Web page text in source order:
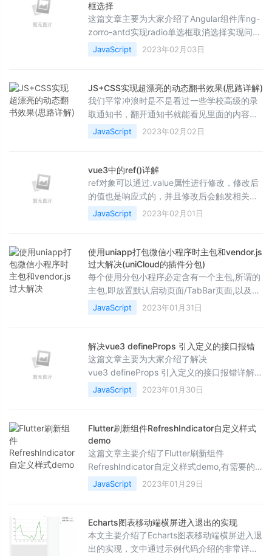
框选择
这篇文章主要为大家介绍了Angular组件库ng-
zorro-antd实现radio单选框取消选择实现问题
解决，有需要的朋友可以借鉴参考下，希望能
够有所帮助，祝大家多多进步，早日升职加薪
JavaScript 2023年02月03日
JS+CSS实现超漂亮的动态翻书效果(思路详解)
我们平常冲浪时是不是看过一些学校高级的录
取通知书，翻开通知书就能看见里面的内容，
呈现出逼真的3D效果，本文带领大家基于
JS+CSS实现超漂亮的动态翻书效果,需要的朋
JavaScript 2023年02月02日
vue3中的ref()详解
ref对象可以通过.value属性进行修改，修改后
的值也是响应式的，并且修改后会触发相关的
副作用，这篇文章主要介绍了vue3中的ref(),
需要的朋友可以参考下
JavaScript 2023年02月01日
使用uniapp打包微信小程序时主包和vendor.js
过大解决(uniCloud的插件分包)
每个使用分包小程序必定含有一个主包,所谓的
主包,即放置默认启动页面/TabBar页面,以及一
些所有分包都需用到公共资源/JS&amp;nbsp;
脚本,下面这篇文章主要给大家介绍了关于使用
解决的相关资料,,需要的朋友可以参考下
JavaScript 2023年01月31日
解决vue3 defineProps 引入定义的接口报错
这篇文章主要为大家介绍了解决
vue3 defineProps 引入定义的接口报错详解，
有需要的朋友可以借鉴参考下，希望能够有所
帮助，祝大家多多进步，早日升职加薪
JavaScript 2023年01月30日
Flutter刷新组件RefreshIndicator自定义样式
demo
这篇文章主要介绍了Flutter刷新组件
RefreshIndicator自定义样式demo,有需要的
朋友可以借鉴参考下，希望能够有所帮助，祝
大家多多进步，早日升职加薪
JavaScript 2023年01月29日
Echarts图表移动端横屏进入退出的实现
本文主要介绍了Echarts图表移动端横屏进入退
出的实现，文中通过示例代码介绍的非常详